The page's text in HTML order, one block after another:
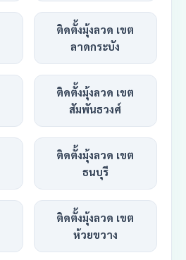
ติดตั้งมุ้งลวด เขต
ลาดกระบัง
ติดตั้งมุ้งลวด เขต
สัมพันธวงศ์
ติดตั้งมุ้งลวด เขต
ธนบุรี
ติดตั้งมุ้งลวด เขต
ห้วยขวาง